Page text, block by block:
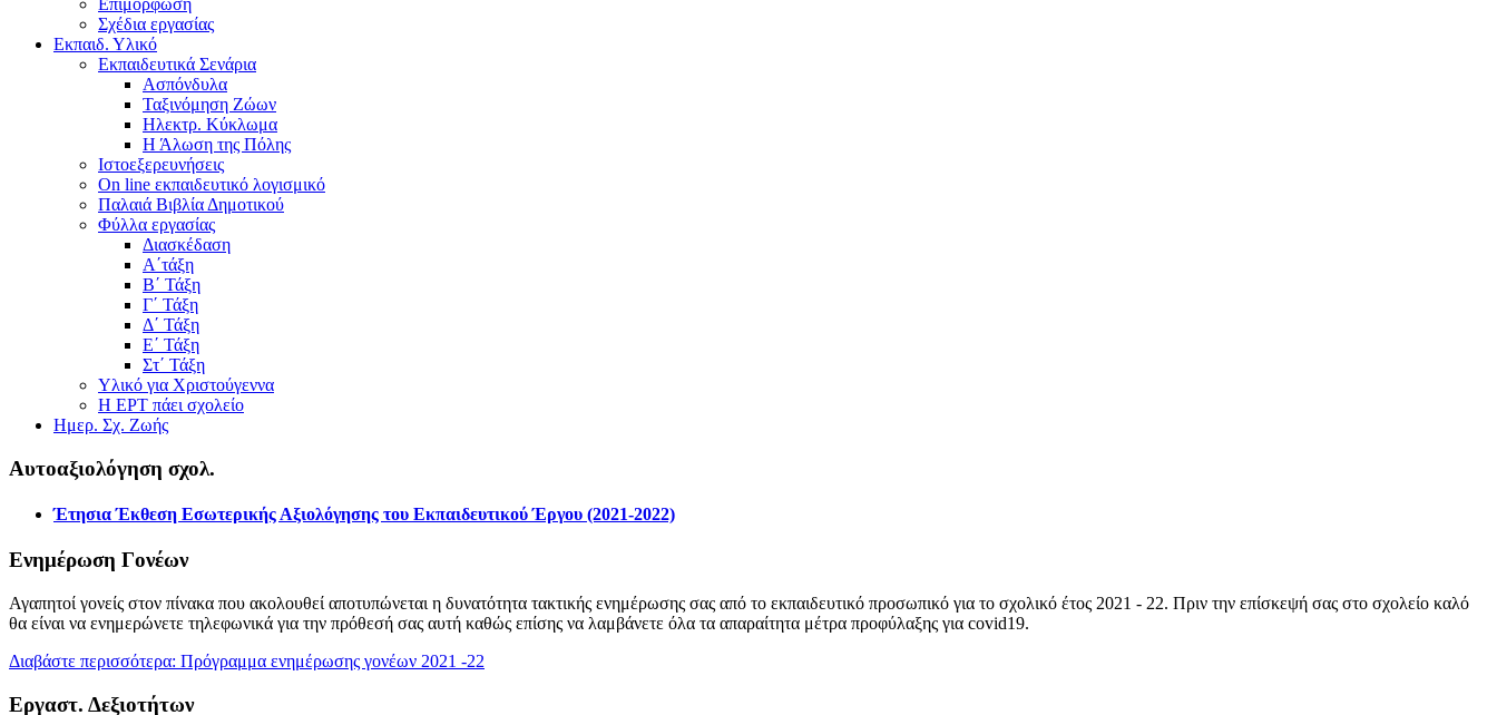
Επιμόρφωση
Σχέδια εργασίας
Εκπαιδ. Υλικό
Εκπαιδευτικά Σενάρια
Ασπόνδυλα
Ταξινόμηση Ζώων
Ηλεκτρ. Κύκλωμα
Η Άλωση της Πόλης
Ιστοεξερευνήσεις
On line εκπαιδευτικό λογισμικό
Παλαιά Βιβλία Δημοτικού
Φύλλα εργασίας
Διασκέδαση
Α΄τάξη
Β΄ Τάξη
Γ΄ Τάξη
Δ΄ Τάξη
Ε΄ Τάξη
Στ΄ Τάξη
Υλικό για Χριστούγεννα
Η ΕΡΤ πάει σχολείο
Ημερ. Σχ. Ζωής
Αυτοαξιολόγηση σχολ.
Έτησια Έκθεση Εσωτερικής Αξιολόγησης του Εκπαιδευτικού Έργου (2021-2022)
Ενημέρωση Γονέων
Αγαπητοί γονείς στον πίνακα που ακολουθεί αποτυπώνεται η δυνατότητα τακτικής ενημέρωσης σας από το εκπαιδευτικό προσωπικό για το σχολικό έτος 2021 - 22. Πριν την επίσκεψή σας στο σχολείο καλό
θα είναι να ενημερώνετε τηλεφωνικά για την πρόθεσή σας αυτή καθώς επίσης να λαμβάνετε όλα τα απαραίτητα μέτρα προφύλαξης για covid19.
Διαβάστε περισσότερα: Πρόγραμμα ενημέρωσης γονέων 2021 -22
Εργαστ. Δεξιοτήτων